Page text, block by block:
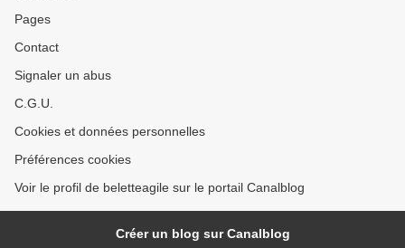
Pages
Contact
Signaler un abus
C.G.U.
Cookies et données personnelles
Préférences cookies
Voir le profil de beletteagile sur le portail Canalblog
Créer un blog sur Canalblog